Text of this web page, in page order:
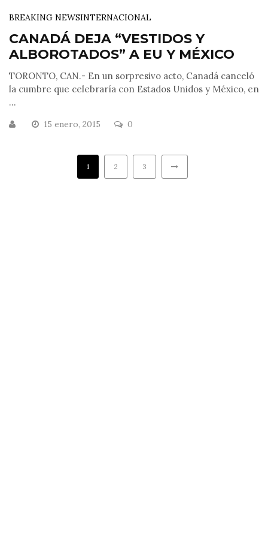
BREAKING NEWSINTERNACIONAL
CANADÁ DEJA “VESTIDOS Y
ALBOROTADOS” A EU Y MÉXICO
TORONTO, CAN.- En un sorpresivo acto, Canadá canceló
la cumbre que celebraría con Estados Unidos y México, en
...
15 enero, 2015 0
1 2 3